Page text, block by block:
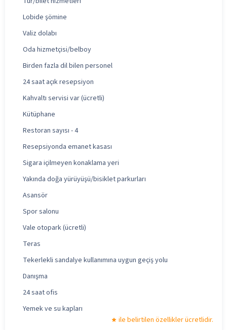
Lobide şömine
Valiz dolabı
Oda hizmetçisi/belboy
Birden fazla dil bilen personel
24 saat açık resepsiyon
Kahvaltı servisi var (ücretli)
Kütüphane
Restoran sayısı - 4
Resepsiyonda emanet kasası
Sigara içilmeyen konaklama yeri
Yakında doğa yürüyüşü/bisiklet parkurları
Asansör
Spor salonu
Vale otopark (ücretli)
Teras
Tekerlekli sandalye kullanımına uygun geçiş yolu
Danışma
24 saat ofis
Yemek ve su kapları
ile belirtilen özellikler ücretlidir.